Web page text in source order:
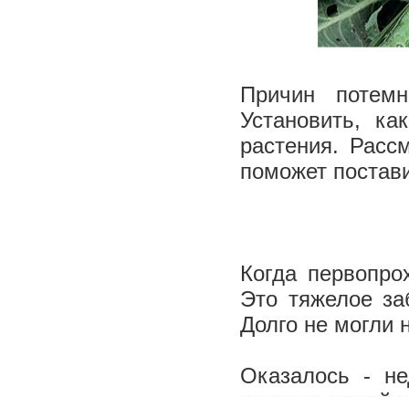
Причин
Установить,
растения.
поможет
Когда
Это тяжелое
Долго не могли
Оказалось -